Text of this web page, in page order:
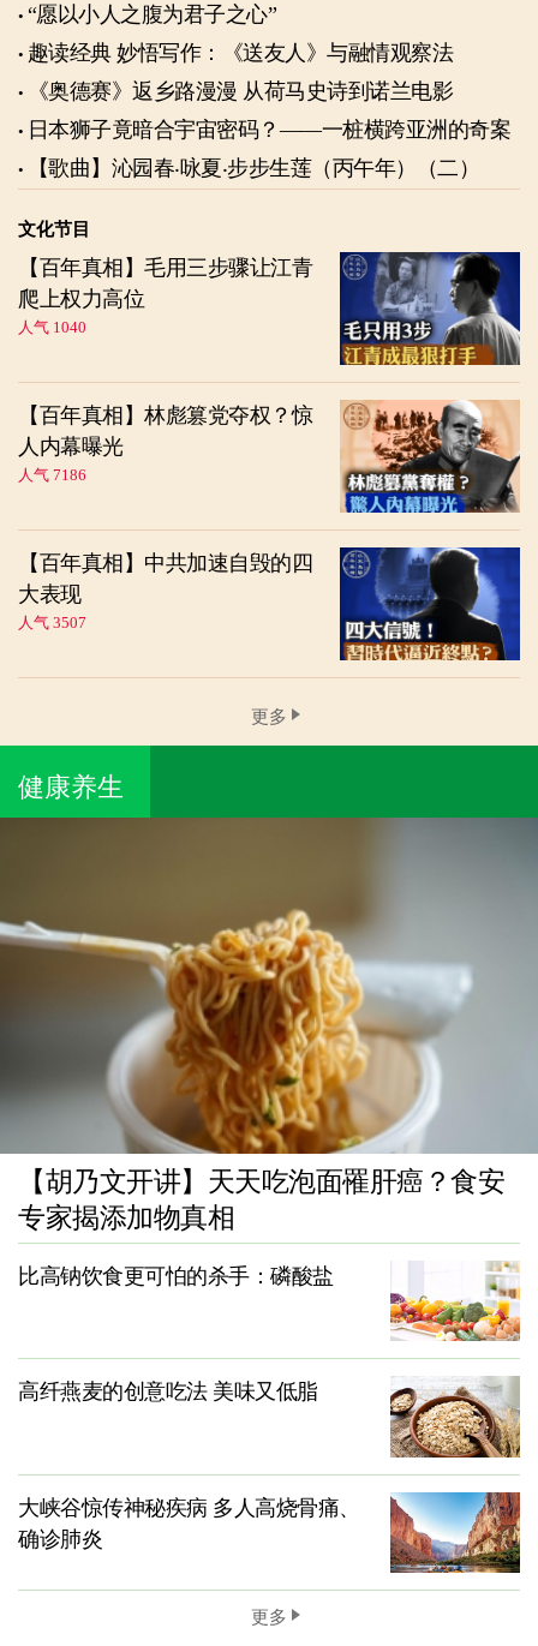
“愿以小人之腹为君子之心”
趣读经典 妙悟写作：《送友人》与融情观察法
《奥德赛》返乡路漫漫 从荷马史诗到诺兰电影
日本狮子竟暗合宇宙密码？——一桩横跨亚洲的奇案
【歌曲】沁园春‧咏夏‧步步生莲（丙午年）（二）
文化节目
【百年真相】毛用三步骤让江青
爬上权力高位
人气 1040
【百年真相】林彪篡党夺权？惊
人内幕曝光
人气 7186
【百年真相】中共加速自毁的四
大表现
人气 3507
更多
健康养生
【胡乃文开讲】天天吃泡面罹肝癌？食安
专家揭添加物真相
比高钠饮食更可怕的杀手：磷酸盐
高纤燕麦的创意吃法 美味又低脂
大峡谷惊传神秘疾病 多人高烧骨痛、
确诊肺炎
更多